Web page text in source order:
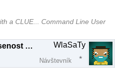
a CLUE... Command Line User
RE: Mate niekto skusenost s Paysafecard? WlaSaTy
Návštevník